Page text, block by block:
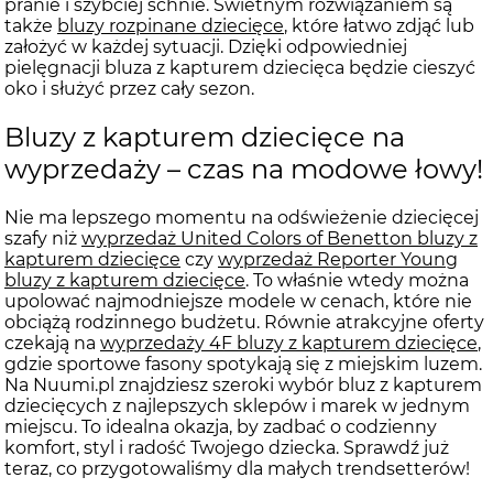
pranie i szybciej schnie. Świetnym rozwiązaniem są
także bluzy rozpinane dziecięce, które łatwo zdjąć lub
założyć w każdej sytuacji. Dzięki odpowiedniej
pielęgnacji bluza z kapturem dziecięca będzie cieszyć
oko i służyć przez cały sezon.
Bluzy z kapturem dziecięce na
wyprzedaży – czas na modowe łowy!
Nie ma lepszego momentu na odświeżenie dziecięcej
szafy niż wyprzedaż United Colors of Benetton bluzy z
kapturem dziecięce czy wyprzedaż Reporter Young
bluzy z kapturem dziecięce. To właśnie wtedy można
upolować najmodniejsze modele w cenach, które nie
obciążą rodzinnego budżetu. Równie atrakcyjne oferty
czekają na wyprzedaży 4F bluzy z kapturem dziecięce,
gdzie sportowe fasony spotykają się z miejskim luzem.
Na Nuumi.pl znajdziesz szeroki wybór bluz z kapturem
dziecięcych z najlepszych sklepów i marek w jednym
miejscu. To idealna okazja, by zadbać o codzienny
komfort, styl i radość Twojego dziecka. Sprawdź już
teraz, co przygotowaliśmy dla małych trendsetterów!